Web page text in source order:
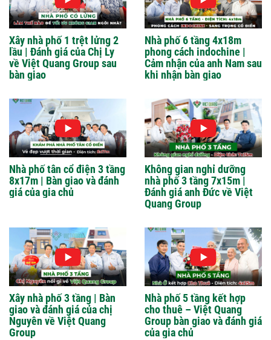
Xây nhà phố 1 trệt lửng 2
lầu | Đánh giá của Chị Ly
về Việt Quang Group sau
bàn giao
Nhà phố 6 tầng 4x18m
phong cách indochine |
Cảm nhận của anh Nam sau
khi nhận bàn giao
Nhà phố tân cổ điện 3 tầng
8x17m | Bàn giao và đánh
giá của gia chủ
Không gian nghỉ dưỡng
nhà phố 3 tầng 7x15m |
Đánh giá anh Đức về Việt
Quang Group
Xây nhà phố 3 tầng | Bàn
giao và đánh giá của chị
Nguyên về Việt Quang
Group
Nhà phố 5 tầng kết hợp
cho thuê – Việt Quang
Group bàn giao và đánh giá
của gia chủ